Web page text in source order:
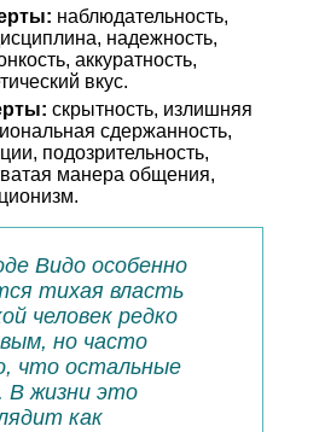
наблюдательность,
надежность,
аккуратность,
вкус.
скрытность, излишняя
сдержанность,
подозрительность,
манера общения,
Видо особенно
тихая власть
человек редко
но часто
что остальные
В жизни это
как